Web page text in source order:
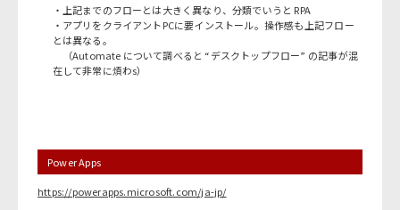
・上記までのフローとは大きく異なり、分類でいうと RPA
・アプリをクライアントPCに要インストール。操作感も上記フロー
とは異なる。
（Automate について調べると “デスクトップフロー” の記事が混
在して非常に煩わs）
Power Apps
https://powerapps.microsoft.com/ja-jp/